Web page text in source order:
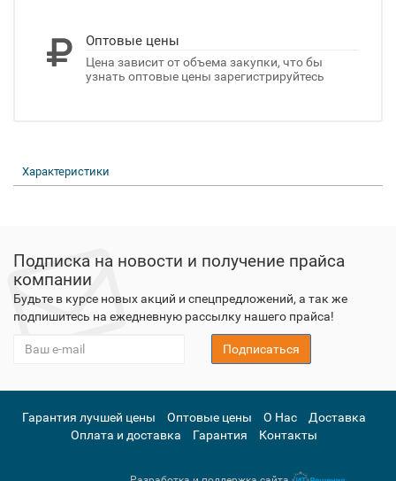
Оптовые цены
Цена зависит от объема закупки, что бы
узнать оптовые цены зарегистрируйтесь
Характеристики
Подписка на новости и получение прайса
компании
Будьте в курсе новых акций и спецпредложений, а так же
подпишитесь на ежедневную рассылку нашего прайса!
Подписаться
Гарантия лучшей цены Оптовые цены О Нас
Доставка
Оплата и доставка
Гарантия Контакты